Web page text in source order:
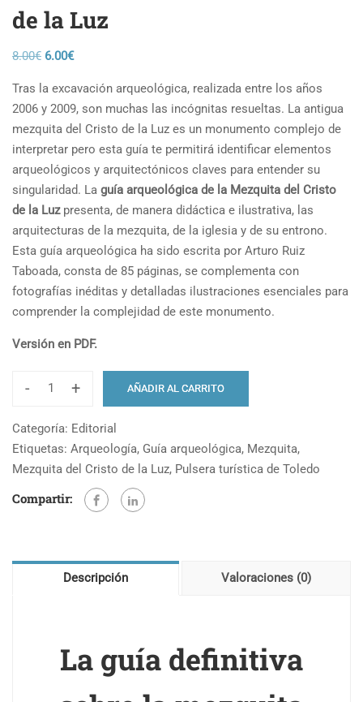
de la Luz
8.00€ El
original
era:
8.00€.
6.00€El
actual
es:
6.00€.
Tras la excavación arqueológica, realizada entre los años
2006 y 2009, son muchas las incógnitas resueltas. La antigua
mezquita del Cristo de la Luz es un monumento complejo de
interpretar pero esta guía te permitirá identificar elementos
arqueológicos y arquitectónicos claves para entender su
singularidad. La guía arqueológica de la Mezquita del Cristo
de la Luzpresenta, de manera didáctica e ilustrativa, las
arquitecturas de la mezquita, de la iglesia y de su entrono.
Esta guía arqueológica ha sido escrita por Arturo Ruiz
Taboada, consta de 85 páginas, se complementa con
fotografías inéditas y detalladas ilustraciones esenciales para
comprender la complejidad de este monumento.
Versión en PDF.
-
Guía
Mezquita
Cristo
Luz
cantidad
+ AÑADIR AL CARRITO
Categoría: Editorial
Etiquetas: Arqueología, Guía arqueológica, Mezquita,
Mezquita del Cristo de la Luz, Pulsera turística de Toledo
Compartir:
Descripción Valoraciones (0)
La guía definitiva